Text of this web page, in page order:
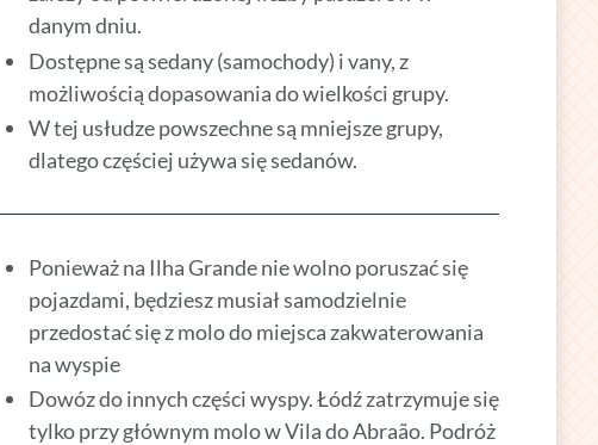
danym dniu.
Dostępne są sedany (samochody) i vany, z
możliwością dopasowania do wielkości grupy.
W tej usłudze powszechne są mniejsze grupy,
dlatego częściej używa się sedanów.
Ponieważ na Ilha Grande nie wolno poruszać się
pojazdami, będziesz musiał samodzielnie
przedostać się z molo do miejsca zakwaterowania
na wyspie
Dowóz do innych części wyspy. Łódź zatrzymuje się
tylko przy głównym molo w Vila do Abraão. Podróż